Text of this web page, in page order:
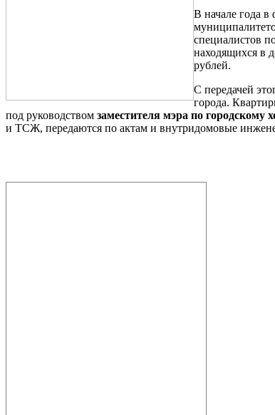
В начале года в
специалистов
находящихся в
рублей.
С передачей
города.
под руководством заместителя мэра по городскому
и ТСЖ, передаются по актам и внутридомовые